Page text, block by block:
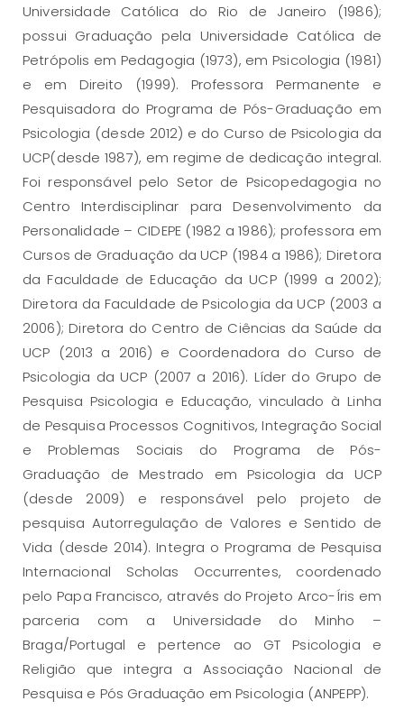
Universidade Católica do Rio de Janeiro (1986);
possui Graduação pela Universidade Católica de
Petrópolis em Pedagogia (1973), em Psicologia (1981)
e em Direito (1999). Professora Permanente e
Pesquisadora do Programa de Pós-Graduação em
Psicologia (desde 2012) e do Curso de Psicologia da
UCP(desde 1987), em regime de dedicação integral.
Foi responsável pelo Setor de Psicopedagogia no
Centro Interdisciplinar para Desenvolvimento da
Personalidade – CIDEPE (1982 a 1986); professora em
Cursos de Graduação da UCP (1984 a 1986); Diretora
da Faculdade de Educação da UCP (1999 a 2002);
Diretora da Faculdade de Psicologia da UCP (2003 a
2006); Diretora do Centro de Ciências da Saúde da
UCP (2013 a 2016) e Coordenadora do Curso de
Psicologia da UCP (2007 a 2016). Líder do Grupo de
Pesquisa Psicologia e Educação, vinculado à Linha
de Pesquisa Processos Cognitivos, Integração Social
e Problemas Sociais do Programa de Pós-
Graduação de Mestrado em Psicologia da UCP
(desde 2009) e responsável pelo projeto de
pesquisa Autorregulação de Valores e Sentido de
Vida (desde 2014). Integra o Programa de Pesquisa
Internacional Scholas Occurrentes, coordenado
pelo Papa Francisco, através do Projeto Arco-Íris em
parceria com a Universidade do Minho –
Braga/Portugal e pertence ao GT Psicologia e
Religião que integra a Associação Nacional de
Pesquisa e Pós Graduação em Psicologia (ANPEPP).